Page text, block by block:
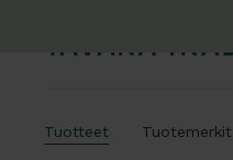
Tuotteet Tuotemerkit